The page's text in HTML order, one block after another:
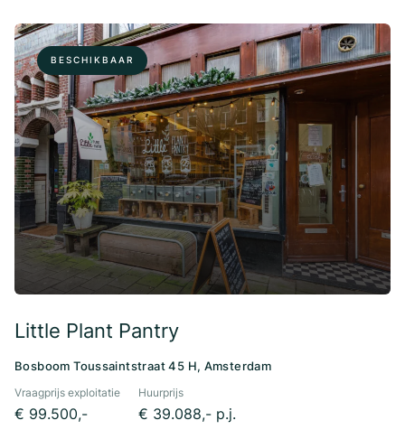
BESCHIKBAAR
Little Plant Pantry
Bosboom Toussaintstraat 45 H, Amsterdam
Vraagprijs exploitatie
€ 99.500,-
Huurprijs
€ 39.088,- p.j.